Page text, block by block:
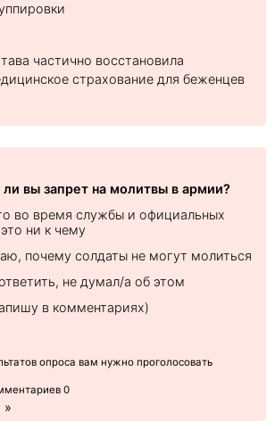
частично восстановила
страхование для беженцев
вы запрет на молитвы в армии?
во время службы и официальных
ни к чему
почему солдаты не могут молиться
не думал/а об этом
в комментариях)
опроса вам нужно проголосовать
0
»